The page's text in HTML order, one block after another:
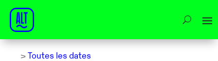
> Toutes les dates